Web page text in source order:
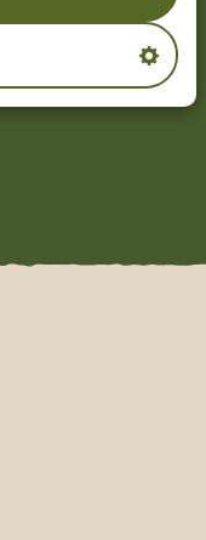
TANZANIA